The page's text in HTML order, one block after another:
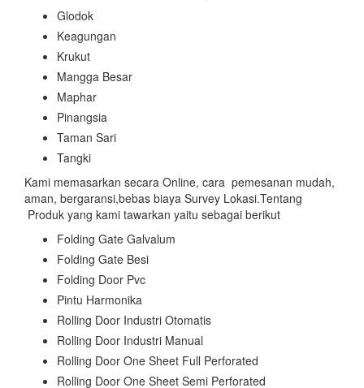
Glodok
Keagungan
Krukut
Mangga Besar
Maphar
Pinangsia
Taman Sari
Tangki
Kami memasarkan secara Online, cara pemesanan mudah,
aman, bergaransi,bebas biaya Survey Lokasi.Tentang
Produk yang kami tawarkan yaitu sebagai berikut
Folding Gate Galvalum
Folding Gate Besi
Folding Door Pvc
Pintu Harmonika
Rolling Door Industri Otomatis
Rolling Door Industri Manual
Rolling Door One Sheet Full Perforated
Rolling Door One Sheet Semi Perforated